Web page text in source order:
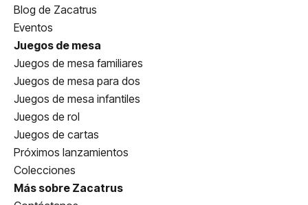
Blog de Zacatrus
Eventos
Juegos de mesa
Juegos de mesa familiares
Juegos de mesa para dos
Juegos de mesa infantiles
Juegos de rol
Juegos de cartas
Próximos lanzamientos
Colecciones
Más sobre Zacatrus